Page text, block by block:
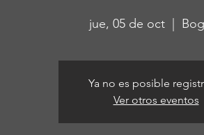
jue, 05 de oct
Ya no es posible
Ver otros eventos